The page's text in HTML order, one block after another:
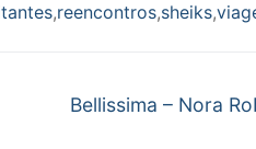
,reencontros,sheiks,
Próximo
Bellissima – Nora